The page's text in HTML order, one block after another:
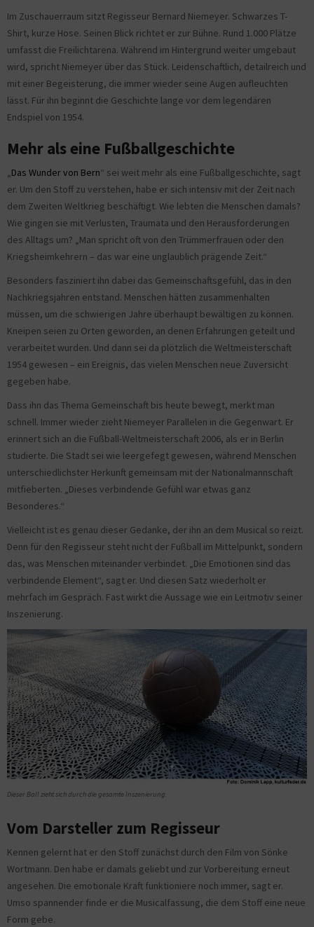
Im Zuschauerraum sitzt Regisseur Bernard Niemeyer. Schwarzes T-
Shirt, kurze Hose. Seinen Blick richtet er zur Bühne. Rund 1.000 Plätze
umfasst die Freilichtarena. Während im Hintergrund weiter umgebaut
wird, spricht Niemeyer über das Stück. Leidenschaftlich, detailreich und
mit einer Begeisterung, die immer wieder seine Augen aufleuchten
lässt. Für ihn beginnt die Geschichte lange vor dem legendären
Endspiel von 1954.
Mehr als eine Fußballgeschichte
„Das Wunder von Bern“ sei weit mehr als eine Fußballgeschichte, sagt
er. Um den Stoff zu verstehen, habe er sich intensiv mit der Zeit nach
dem Zweiten Weltkrieg beschäftigt. Wie lebten die Menschen damals?
Wie gingen sie mit Verlusten, Traumata und den Herausforderungen
des Alltags um? „Man spricht oft von den Trümmerfrauen oder den
Kriegsheimkehrern – das war eine unglaublich prägende Zeit.“
Besonders fasziniert ihn dabei das Gemeinschaftsgefühl, das in den
Nachkriegsjahren entstand. Menschen hätten zusammenhalten
müssen, um die schwierigen Jahre überhaupt bewältigen zu können.
Kneipen seien zu Orten geworden, an denen Erfahrungen geteilt und
verarbeitet wurden. Und dann sei da plötzlich die Weltmeisterschaft
1954 gewesen – ein Ereignis, das vielen Menschen neue Zuversicht
gegeben habe.
Dass ihn das Thema Gemeinschaft bis heute bewegt, merkt man
schnell. Immer wieder zieht Niemeyer Parallelen in die Gegenwart. Er
erinnert sich an die Fußball-Weltmeisterschaft 2006, als er in Berlin
studierte. Die Stadt sei wie leergefegt gewesen, während Menschen
unterschiedlichster Herkunft gemeinsam mit der Nationalmannschaft
mitfieberten. „Dieses verbindende Gefühl war etwas ganz
Besonderes.“
Vielleicht ist es genau dieser Gedanke, der ihn an dem Musical so reizt.
Denn für den Regisseur steht nicht der Fußball im Mittelpunkt, sondern
das, was Menschen miteinander verbindet. „Die Emotionen sind das
verbindende Element“, sagt er. Und diesen Satz wiederholt er
mehrfach im Gespräch. Fast wirkt die Aussage wie ein Leitmotiv seiner
Inszenierung.
Dieser Ball zieht sich durch die gesamte Inszenierung.
Vom Darsteller zum Regisseur
Kennen gelernt hat er den Stoff zunächst durch den Film von Sönke
Wortmann. Den habe er damals geliebt und zur Vorbereitung erneut
angesehen. Die emotionale Kraft funktioniere noch immer, sagt er.
Umso spannender finde er die Musicalfassung, die dem Stoff eine neue
Form gebe.